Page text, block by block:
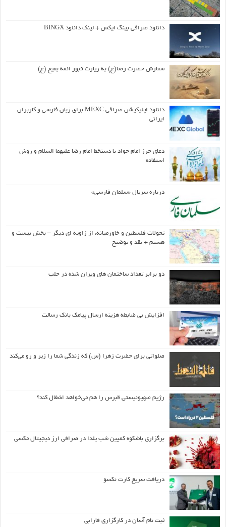
دانلود صرافی بینگ ایکس + لینک دانلود BINGX
سفارش حضرت رضا(ع) به زیارت قبور ائمه بقیع (ع)
دانلود اپلیکیشن صرافی MEXC برای زبان فارسی و کاربران
ایرانی
دعای حرز امام جواد با دستخط امام رضا علیهما السلام و روش
استفاده
درباره سریال «سلمان فارسی»
تحولات فلسطین و خاورمیانه، از زاویه ای دیگر – بخش بیست و
هشتم + نقد و توضیح
دو برابر تعداد ساختمان های ویران شده در حلب
افزایش بی ضابطه هزینه ارسال پیامک بانک رسالت
صلواتی برای حضرت زهرا (س) که زندگی شما را زیر و رو می‌کند
رژیم صهیونیستی قبرس را هم می‌خواهد اشغال کند؟
برگزاری باشکوه کمپین شب یلدا در صرافی ارز دیجیتال مکسی
دریافت سریع کارت نکسو
ثبت نام آسان در کارگزاری فارابی